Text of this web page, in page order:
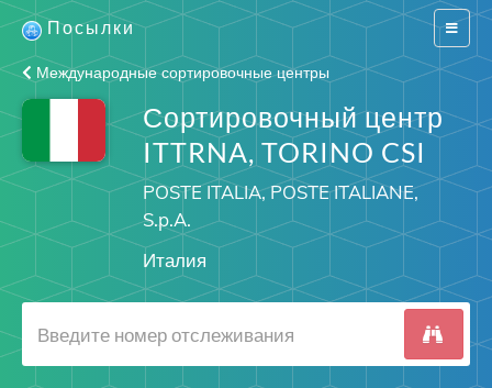
Switch
Посылки
Международные сортировочные центры
Сортировочный центр
ITTRNA, TORINO CSI
POSTE ITALIA, POSTE ITALIANE,
S.p.A.
Италия